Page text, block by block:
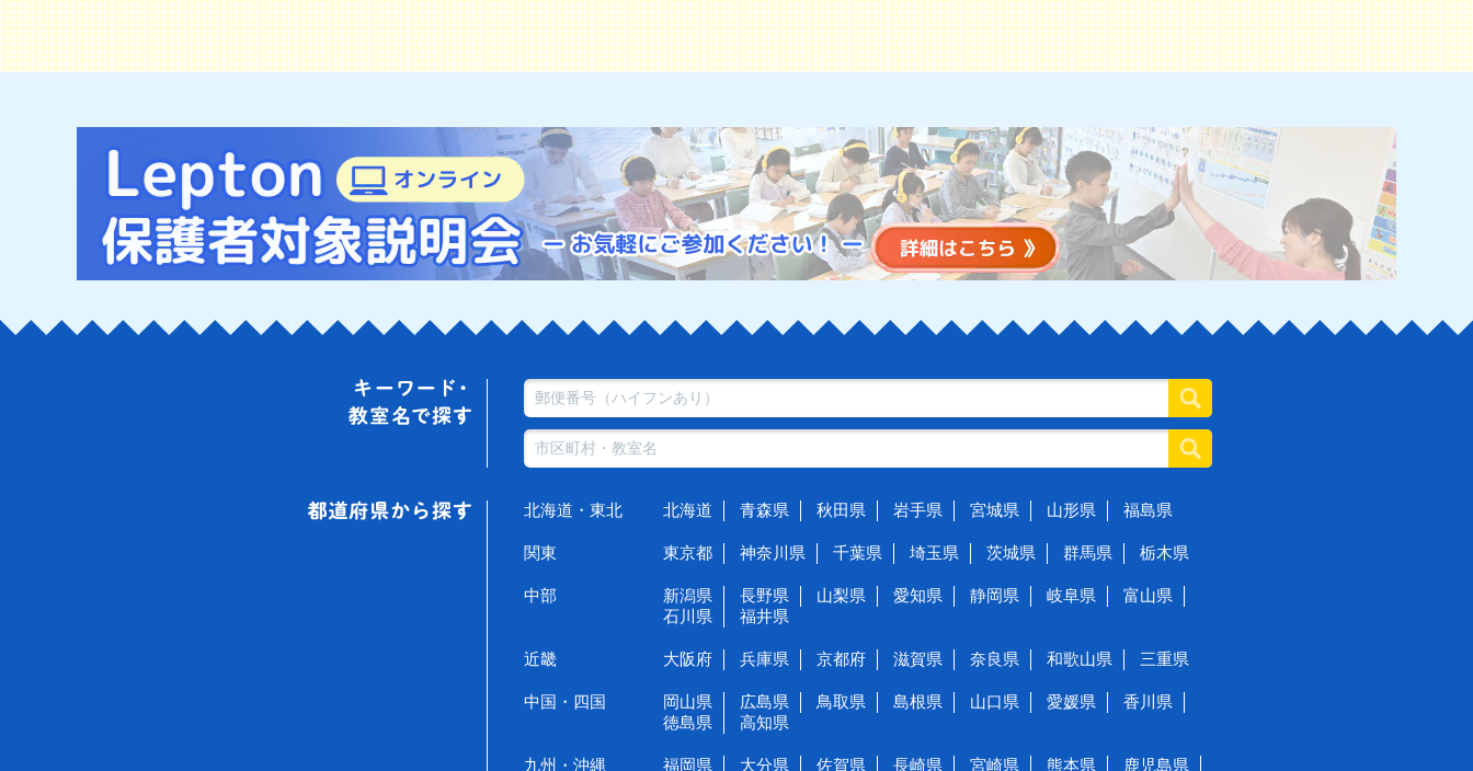
北海道・東北 北海道 青森県 秋田県 岩手県 宮城県 山形県 福島県
関東 東京都 神奈川県 千葉県 埼玉県 茨城県 群馬県 栃木県
中部 新潟県 長野県 山梨県 愛知県 静岡県 岐阜県
富山県
石川県
福井県
近畿 大阪府 兵庫県 京都府 滋賀県 奈良県 和歌山県 三重県
中国・四国 岡山県 広島県 鳥取県 島根県 山口県 愛媛県
香川県
徳島県
高知県
九州・沖縄 福岡県 大分県 佐賀県 長崎県 宮崎県 熊本県 鹿児島県